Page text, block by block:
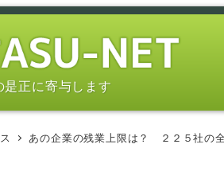
正に寄与します
あの企業の残業上限は？ ２２５社の